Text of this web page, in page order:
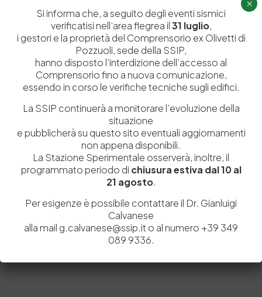
Il tuo indirizzo email non sarà pubblicato.I campi obbligatori sono
contrassegnati*
Salva il mio nome, email e sito web in questo browser per la
prossima volta che commento.
Si informa che, a seguito degli eventi sismici
verificatisi nell’area flegrea il31 luglio,
i gestori e la proprietà del Comprensorio ex Olivetti di
Pozzuoli, sede della SSIP,
hanno disposto l’interdizione dell’accesso al
Comprensorio fino a nuova comunicazione,
essendo in corso le verifiche tecniche sugli edifici.
La SSIP continuerà a monitorare l’evoluzione della
situazione
e pubblicherà su questo sito eventuali aggiornamenti
non appena disponibili.
La Stazione Sperimentale osserverà, inoltre, il
programmato periodo di chiusura estiva dal 10 al
21 agosto.
Per esigenze è possibile contattare il Dr. Gianluigi
Calvanese
alla mail g.calvanese@ssip.it o al numero +39 349
089 9336.
×